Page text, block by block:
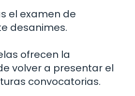
el examen de
desanimes.
ofrecen la
volver a presentar el
convocatorias.